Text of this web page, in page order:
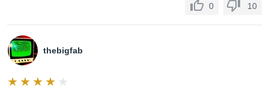
0 10
thebigfab